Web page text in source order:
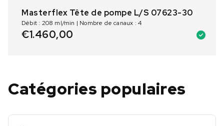
Masterflex Tête de pompe L/S 07623-30
Débit : 208 ml/min | Nombre de canaux : 4
€1.460,00
Catégories populaires